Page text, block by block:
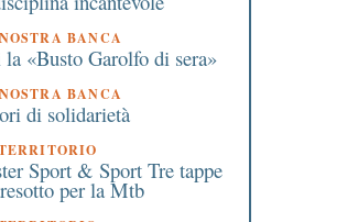
BANCA
«Busto Garolfo di sera»
BANCA
di solidarietà
Sport & Sport Tre tappe
per la Mtb